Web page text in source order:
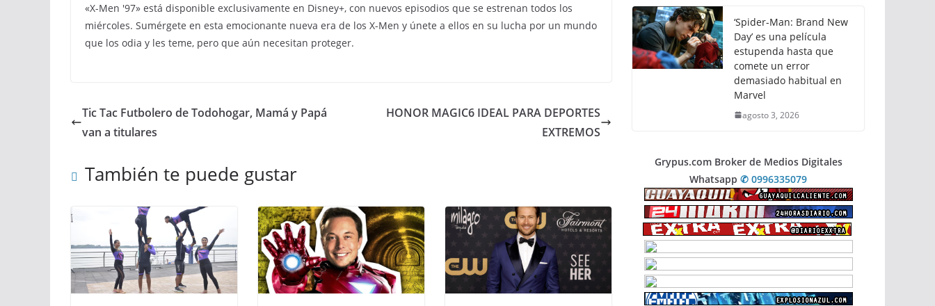
«X-Men '97» está disponible exclusivamente en Disney+, con nuevos episodios que se estrenan todos los
miércoles. Sumérgete en esta emocionante nueva era de los X-Men y únete a ellos en su lucha por un mundo
que los odia y les teme, pero que aún necesitan proteger.
Tic Tac Futbolero de Todohogar, Mamá y Papá
van a titulares
HONOR MAGIC6 IDEAL PARA DEPORTES
EXTREMOS
También te puede gustar
‘Spider-Man: Brand New
Day’ es una película
estupenda hasta que
comete un error
demasiado habitual en
Marvel
agosto 3, 2026
Grypus.com Broker de Medios Digitales
Whatsapp ✆ 0996335079